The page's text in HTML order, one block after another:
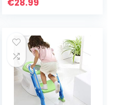
€28.99